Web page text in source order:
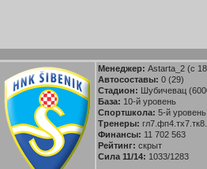
Менеджер: Astarta_2 (с
Автосоставы: 0 (29)
Стадион: Шубичевац
База: 10-й уровень
Спортшкола: 5-й уровень
Тренеры:
Финансы: 11 702 563
Рейтинг: скрыт
Сила 11/14: 1033/1283